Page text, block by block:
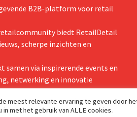
B2B-platform voor retail
biedt RetailDetail
scherpe inzichten en
via inspirerende events en
netwerking en innovatie
meest relevante ervaring te geven door
met het gebruik van ALLE cookies.